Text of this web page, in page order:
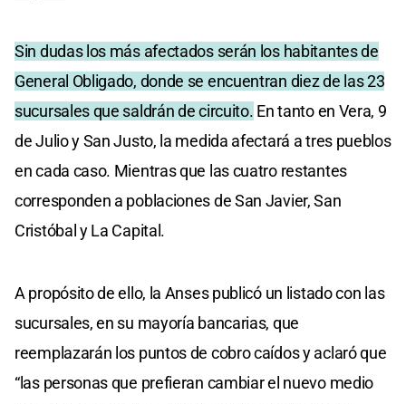
Sin dudas los más afectados serán los habitantes de
General Obligado, donde se encuentran diez de las 23
sucursales que saldrán de circuito. En tanto en Vera, 9
de Julio y San Justo, la medida afectará a tres pueblos
en cada caso. Mientras que las cuatro restantes
corresponden a poblaciones de San Javier, San
Cristóbal y La Capital.
A propósito de ello, la Anses publicó un listado con las
sucursales, en su mayoría bancarias, que
reemplazarán los puntos de cobro caídos y aclaró que
“las personas que prefieran cambiar el nuevo medio